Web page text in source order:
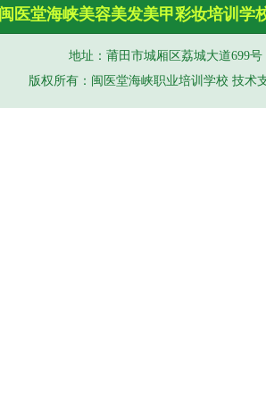
地址：莆田市城厢区荔城大道699
版权所有：闽医堂海峡职业培训学校 技术
闽医堂海峡美容美发美甲彩妆培训学